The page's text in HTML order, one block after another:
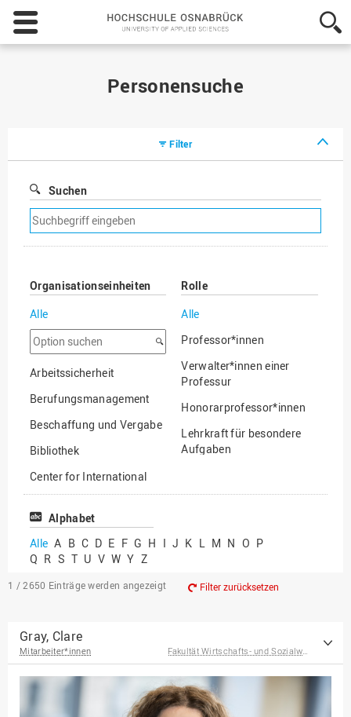
Hochschule
Osnabrück
-
Personensuche
Filter
Suchen
Suchfilter
entfernen
Organisationseinheiten
Alle
Option
suchen
Arbeitssicherheit
Berufungsmanagement
Beschaffung und Vergabe
Bibliothek
Center for International
Mobility
Center for International
Chancengerechtigkeit
eLearning Competence
EU-Büro
Fakultät
Agrarwissenschaften und
Landschaftsarchitektur
Rolle
Alle
Professor*innen
Verwalter*innen einer
Professur
Honorarprofessor*innen
Lehrkraft für besondere
Aufgaben
Professor*innen im
Alphabet
Alle A B C D E F G H I J K L M N O P
Q R S T U V W Y Z
1 / 2650 Einträge werden angezeigt Filter zurücksetzen
Gray, Clare
Mitarbeiter*innen